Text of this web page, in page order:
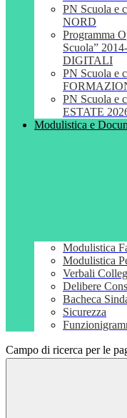
PN Scuola e
NORD
Programma
Scuola”
DIGITALI
PN Scuola e
PN Scuola e
ESTATE
Modulistica e
Modulistica
Modulistica
Verbali
Delibere
Bacheca
Sicurezza
Campo di ricerca per le